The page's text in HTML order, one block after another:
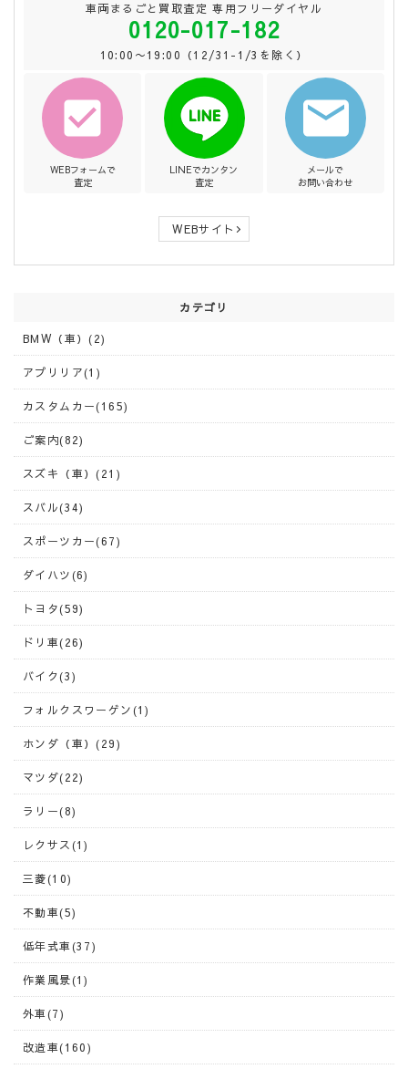
車両まるごと買取査定 専用フリーダイヤル
0120-017-182
10:00〜19:00（12/31-1/3を除く）
WEBフォームで
査定
LINEでカンタン
査定
メールで
お問い合わせ
WEBサイト
カテゴリ
BMW（車）(2)
アプリリア(1)
カスタムカー(165)
ご案内(82)
スズキ（車）(21)
スバル(34)
スポーツカー(67)
ダイハツ(6)
トヨタ(59)
ドリ車(26)
バイク(3)
フォルクスワーゲン(1)
ホンダ（車）(29)
マツダ(22)
ラリー(8)
レクサス(1)
三菱(10)
不動車(5)
低年式車(37)
作業風景(1)
外車(7)
改造車(160)